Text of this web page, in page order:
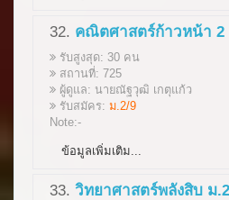
32. คณิตศาสตร์ก้าวหน้า 2
รับสูงสุด: 30 คน
สถานที่: 725
ผู้ดูแล: นายณัฐวุฒิ เกตุแก้ว
รับสมัคร: ม.2/9
Note:-
ข้อมูลเพิ่มเติม...
33. วิทยาศาสตร์พลังสิบ ม.2